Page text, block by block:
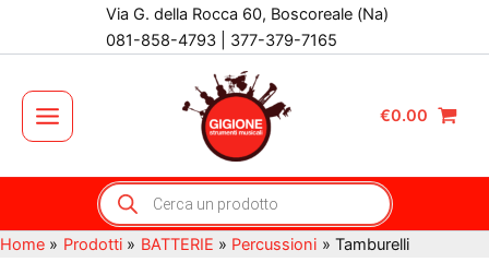
Via G. della Rocca 60, Boscoreale (Na)
081-858-4793 | 377-379-7165
Main
Menu
€0.00
Products
search
Home Prodotti BATTERIE Percussioni Tamburelli